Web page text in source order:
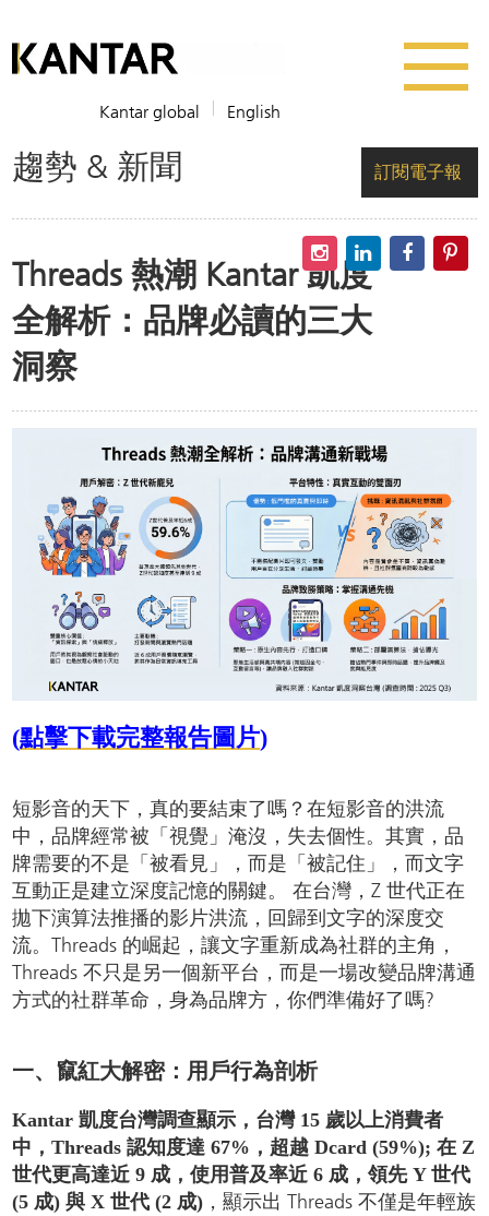
Kantar global English
趨勢 & 新聞 訂閱電子報
Threads 熱潮 Kantar 凱度
全解析：品牌必讀的三大
洞察
(點擊下載完整報告圖片)
短影音的天下，真的要結束了嗎？在短影音的洪流
中，品牌經常被「視覺」淹沒，失去個性。其實，品
牌需要的不是「被看見」，而是「被記住」，而文字
互動正是建立深度記憶的關鍵。 在台灣，Z 世代正在
拋下演算法推播的影片洪流，回歸到文字的深度交
流。Threads 的崛起，讓文字重新成為社群的主角，
Threads 不只是另一個新平台，而是一場改變品牌溝通
方式的社群革命，身為品牌方，你們準備好了嗎?
一、竄紅大解密：用戶行為剖析
Kantar 凱度台灣調查顯示，台灣 15 歲以上消費者
中，Threads 認知度達 67%，超越 Dcard (59%); 在 Z
世代更高達近 9 成，使用普及率近 6 成，領先 Y 世代
(5 成) 與 X 世代 (2 成) ，顯示出 Threads 不僅是年輕族